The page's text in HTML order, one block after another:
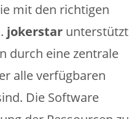
mit den richtigen
jokerstarunterstützt
durch eine zentrale
alle verfügbaren
Die Software